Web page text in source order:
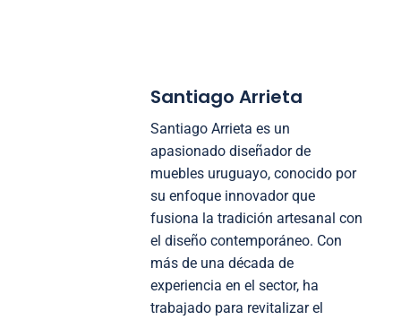
Santiago Arrieta
Santiago Arrieta es un
apasionado diseñador de
muebles uruguayo, conocido por
su enfoque innovador que
fusiona la tradición artesanal con
el diseño contemporáneo. Con
más de una década de
experiencia en el sector, ha
trabajado para revitalizar el